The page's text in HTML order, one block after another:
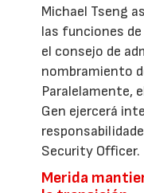
Michael Tseng
las funciones
el consejo de
nombramiento
Paralelamente,
Gen ejercerá
Security Officer.
Merida